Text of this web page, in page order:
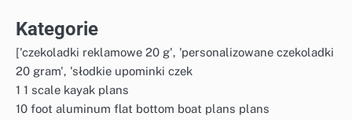
Kategorie
['czekoladki reklamowe 20 g', 'personalizowane czekoladki
20 gram', 'słodkie upominki czek
1 1 scale kayak plans
10 foot aluminum flat bottom boat plans plans